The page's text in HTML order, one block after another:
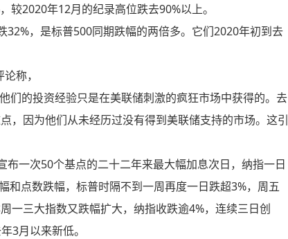
2020年12月的纪录高位跌去90%以上。
，是标普500同期跌幅的两倍多。它们2020年初到去
称，
们的投资经验只是在美联储刺激的疯狂市场中获得的。去
，因为他们从未经历过没有得到美联储支持的市场。这引
一次50个基点的二十二年来最大幅加息次日，纳指一日
点数跌幅，标普时隔不到一周再度一日跌超3%，周五
一三大指数又跌幅扩大，纳指收跌逾4%，连续三日创
3月以来新低。